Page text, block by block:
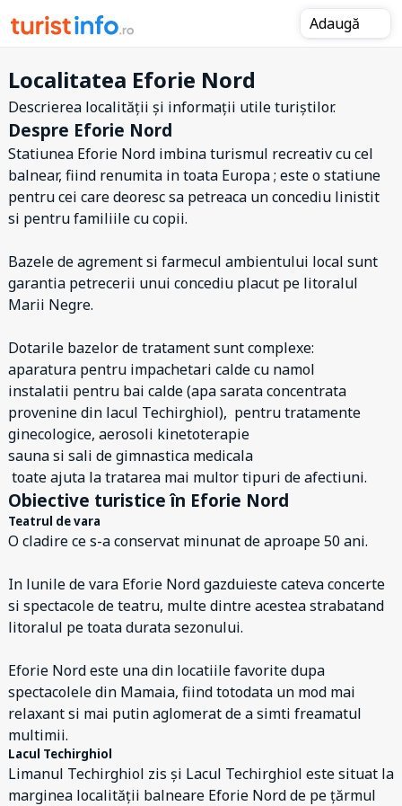
Adaugă
Localitatea Eforie Nord
Descrierea localității și informații utile turiștilor.
Despre Eforie Nord
Statiunea Eforie Nord imbina turismul recreativ cu cel
balnear, fiind renumita in toata Europa ; este o statiune
pentru cei care deoresc sa petreaca un concediu linistit
si pentru familiile cu copii.
Bazele de agrement si farmecul ambientului local sunt
garantia petrecerii unui concediu placut pe litoralul
Marii Negre.
Dotarile bazelor de tratament sunt complexe:
aparatura pentru impachetari calde cu namol
instalatii pentru bai calde (apa sarata concentrata
provenine din lacul Techirghiol), pentru tratamente
ginecologice, aerosoli kinetoterapie
sauna si sali de gimnastica medicala
toate ajuta la tratarea mai multor tipuri de afectiuni.
Obiective turistice în Eforie Nord
Teatrul de vara
O cladire ce s-a conservat minunat de aproape 50 ani.
In lunile de vara Eforie Nord gazduieste cateva concerte
si spectacole de teatru, multe dintre acestea strabatand
litoralul pe toata durata sezonului.
Eforie Nord este una din locatiile favorite dupa
spectacolele din Mamaia, fiind totodata un mod mai
relaxant si mai putin aglomerat de a simti freamatul
multimii.
Lacul Techirghiol
Limanul Techirghiol zis și Lacul Techirghiol este situat la
marginea localității balneare Eforie Nord de pe țărmul